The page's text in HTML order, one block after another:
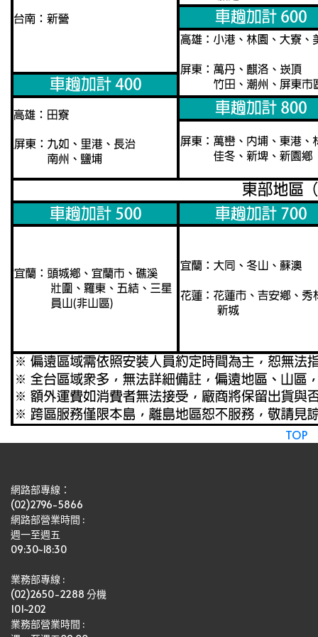
TOP
網路部專線：
(02)2796-5866
網路部營業時間 :
週一至週五
09:30~18:30
業務部專線 :
(02)2650-2288 分機
101~202
業務部營業時間 :